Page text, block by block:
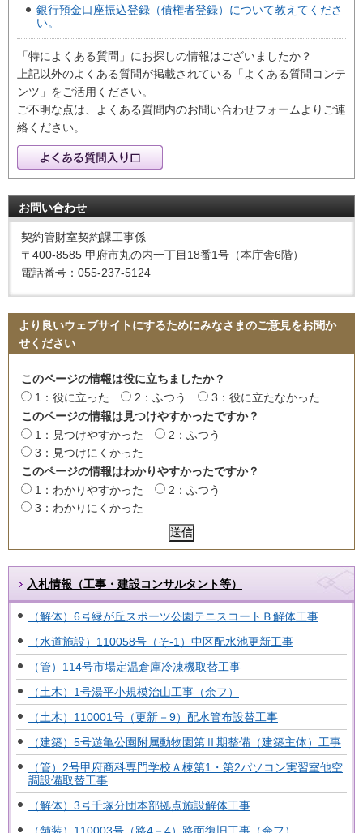
銀行預金口座振込登録（債権者登録）について教えてくださ
い。
「特によくある質問」にお探しの情報はございましたか？
上記以外のよくある質問が掲載されている「よくある質問コンテ
ンツ」をご活用ください。
ご不明な点は、よくある質問内のお問い合わせフォームよりご連
絡ください。
お問い合わせ
契約管財室契約課工事係
〒400-8585 甲府市丸の内一丁目18番1号（本庁舎6階）
電話番号：055-237-5124
より良いウェブサイトにするためにみなさまのご意見をお聞か
せください
このページの情報は役に立ちましたか？
1：役に立った
2：ふつう
3：役に立たなかった
このページの情報は見つけやすかったですか？
1：見つけやすかった
2：ふつう
3：見つけにくかった
このページの情報はわかりやすかったですか？
1：わかりやすかった
2：ふつう
3：わかりにくかった
入札情報（工事・建設コンサルタント等）
（解体）6号緑が丘スポーツ公園テニスコートＢ解体工事
（水道施設）110058号（そ-1）中区配水池更新工事
（管）114号市場定温倉庫冷凍機取替工事
（土木）1号湯平小規模治山工事（余フ）
（土木）110001号（更新－9）配水管布設替工事
（建築）5号遊亀公園附属動物園第Ⅱ期整備（建築主体）工事
（管）2号甲府商科専門学校Ａ棟第1・第2パソコン実習室他空
調設備取替工事
（解体）3号千塚分団本部拠点施設解体工事
（舗装）110003号（路4－4）路面復旧工事（余フ）